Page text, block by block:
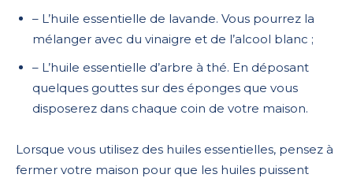
– L’huile essentielle de lavande. Vous pourrez la
mélanger avec du vinaigre et de l’alcool blanc ;
– L’huile essentielle d’arbre à thé. En déposant
quelques gouttes sur des éponges que vous
disposerez dans chaque coin de votre maison.
Lorsque vous utilisez des huiles essentielles, pensez à
fermer votre maison pour que les huiles puissent